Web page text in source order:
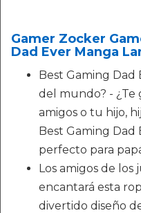
Gamer Zocker
Dad Ever Manga
Best Gaming Dad
del mundo? - ¿Te
amigos o tu hijo,
Best Gaming Dad
perfecto para
Los amigos de los
encantará esta
divertido diseño